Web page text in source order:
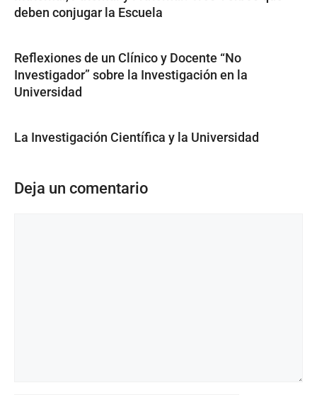
deben conjugar la Escuela
Reflexiones de un Clínico y Docente “No
Investigador” sobre la Investigación en la
Universidad
La Investigación Científica y la Universidad
Deja un comentario